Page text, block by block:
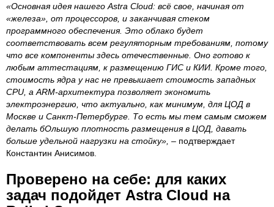
«Основная идея нашего Astra Cloud: всё свое, начиная от
«железа», от процессоров, и заканчивая стеком
программного обеспечения. Это облако будет
соответствовать всем регуляторным требованиям, потому
что все компоненты здесь отечественные. Оно готово к
любым аттестациям, к размещению ГИС и КИИ. Кроме того,
стоимость ядра у нас не превышает стоимость западных
CPU, а ARM-архитектура позволяет экономить
электроэнергию, что актуально, как минимум, для ЦОД в
Москве и Санкт-Петербурге. То есть мы тем самым сможем
делать бОльшую плотность размещения в ЦОД, давать
больше удельной нагрузки на стойку», – подтверждает
Константин Анисимов.
Проверено на себе: для каких
задач подойдет Astra Cloud на